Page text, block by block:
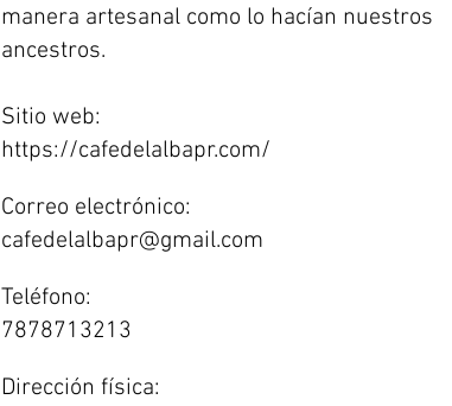
manera artesanal como lo hacían nuestros
ancestros.
Sitio web:
https://cafedelalbapr.com/
Correo electrónico:
cafedelalbapr@gmail.com
Teléfono:
7878713213
Dirección física: